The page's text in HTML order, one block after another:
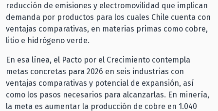
reducción de emisiones y electromovilidad que implican
demanda por productos para los cuales Chile cuenta con
ventajas comparativas, en materias primas como cobre,
litio e hidrógeno verde.
En esa línea, el Pacto por el Crecimiento contempla
metas concretas para 2026 en seis industrias con
ventajas comparativas y potencial de expansión, así
como los pasos necesarios para alcanzarlas. En minería,
la meta es aumentar la producción de cobre en 1.040